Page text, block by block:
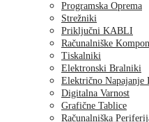
Programska Oprema
Strežniki
Priključni KABLI
Računalniške
Tiskalniki
Elektronski Bralniki
Električno Napajanje
Digitalna Varnost
Grafične Tablice
Računalniška